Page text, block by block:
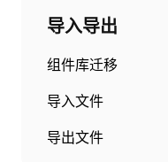
导入导出
组件库迁移
导入文件
导出文件